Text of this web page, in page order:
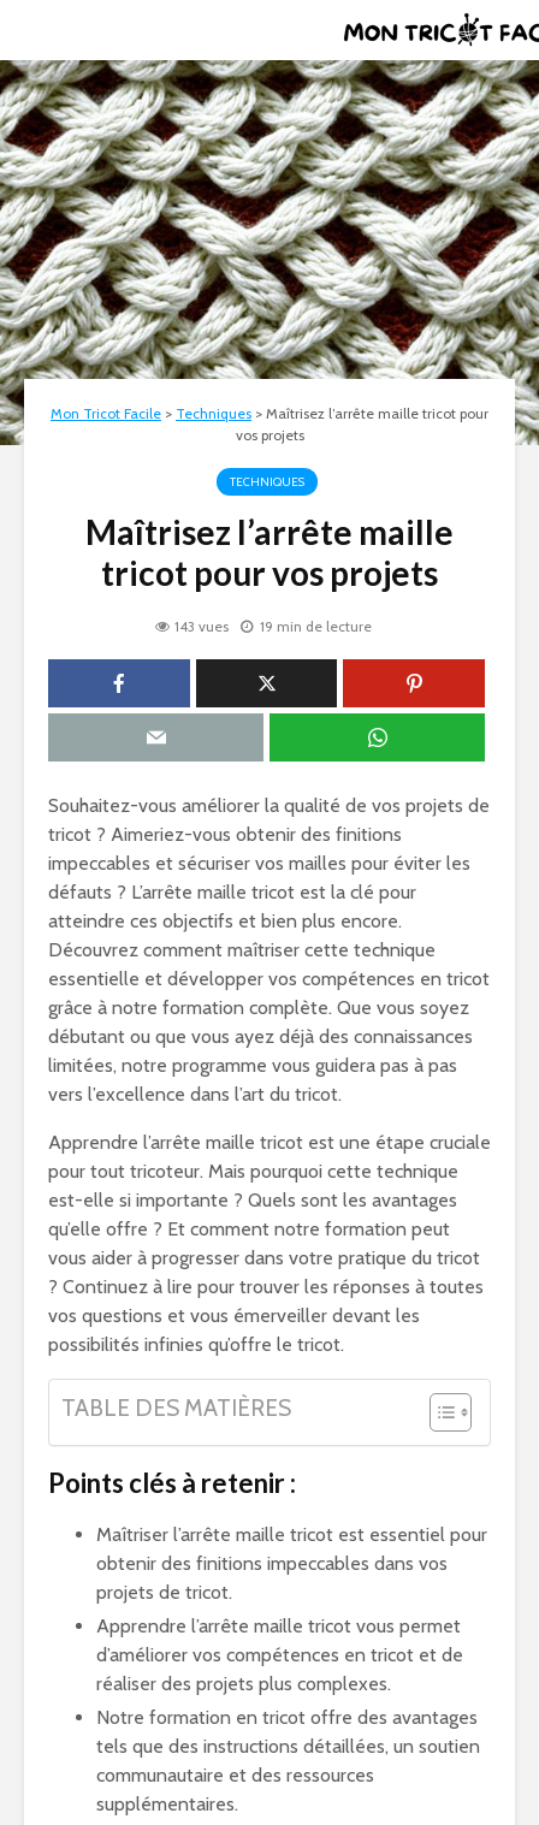
Mon Tricot Facile > Techniques > Maîtrisez l’arrête maille tricot pour
vos projets
TECHNIQUES
Maîtrisez l’arrête maille
tricot pour vos projets
143 vues 19 min de lecture
Souhaitez-vous améliorer la qualité de vos projets de
tricot ? Aimeriez-vous obtenir des finitions
impeccables et sécuriser vos mailles pour éviter les
défauts ? L’arrête maille tricot est la clé pour
atteindre ces objectifs et bien plus encore.
Découvrez comment maîtriser cette technique
essentielle et développer vos compétences en tricot
grâce à notre formation complète. Que vous soyez
débutant ou que vous ayez déjà des connaissances
limitées, notre programme vous guidera pas à pas
vers l’excellence dans l’art du tricot.
Apprendre l’arrête maille tricot est une étape cruciale
pour tout tricoteur. Mais pourquoi cette technique
est-elle si importante ? Quels sont les avantages
qu’elle offre ? Et comment notre formation peut
vous aider à progresser dans votre pratique du tricot
? Continuez à lire pour trouver les réponses à toutes
vos questions et vous émerveiller devant les
possibilités infinies qu’offre le tricot.
TABLE DES MATIÈRES
Points clés à retenir :
Maîtriser l’arrête maille tricot est essentiel pour
obtenir des finitions impeccables dans vos
projets de tricot.
Apprendre l’arrête maille tricot vous permet
d’améliorer vos compétences en tricot et de
réaliser des projets plus complexes.
Notre formation en tricot offre des avantages
tels que des instructions détaillées, un soutien
communautaire et des ressources
supplémentaires.